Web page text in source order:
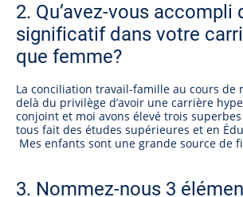
2. Qu’avez-vous accompli
significatif dans votre
que femme?
La conciliation travail-famille au cours de
delà du privilège d’avoir une carrière
conjoint et moi avons élevé trois
tous fait des études supérieures et en
Mes enfants sont une grande source de
3. Nommez-nous 3